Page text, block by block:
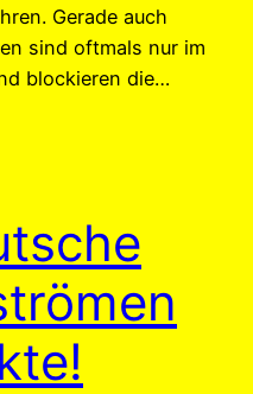
Gerade auch
sind oftmals nur im
blockieren die…